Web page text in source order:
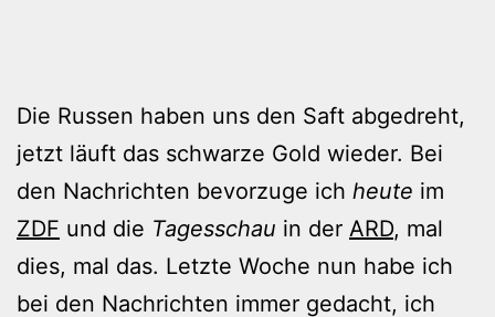
Die Russen haben uns den Saft abgedreht,
jetzt läuft das schwarze Gold wieder. Bei
den Nachrichten bevorzuge ich heute im
ZDF und die Tagesschau in der ARD, mal
dies, mal das. Letzte Woche nun habe ich
bei den Nachrichten immer gedacht, ich